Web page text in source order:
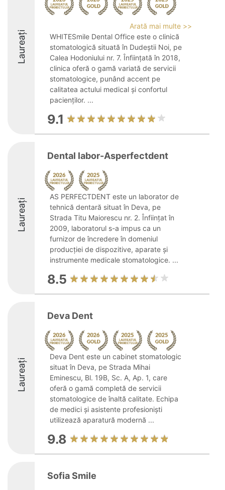
Laureați
Arată mai multe >>
WHITESmile Dental Office este o clinică
stomatologică situată în Dudeștii Noi, pe
Calea Hodoniului nr. 7. Înființată în 2018,
clinica oferă o gamă variată de servicii
stomatologice, punând accent pe
calitatea actului medical și confortul
pacienților. ...
9.1
Laureați
Dental labor-Asperfectdent
AS PERFECTDENT este un laborator de
tehnică dentară situat în Deva, pe
Strada Titu Maiorescu nr. 2. Înființat în
2009, laboratorul s-a impus ca un
furnizor de încredere în domeniul
producției de dispozitive, aparate și
instrumente medicale stomatologice. ...
8.5
Laureați
Deva Dent
Deva Dent este un cabinet stomatologic
situat în Deva, pe Strada Mihai
Eminescu, Bl. 19B, Sc. A, Ap. 1, care
oferă o gamă completă de servicii
stomatologice de înaltă calitate. Echipa
de medici și asistente profesioniști
utilizează aparatură modernă ...
9.8
Sofia Smile